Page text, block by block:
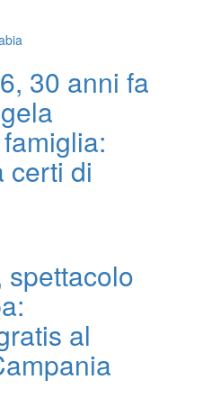
30 anni fa
certi di
spettacolo
al